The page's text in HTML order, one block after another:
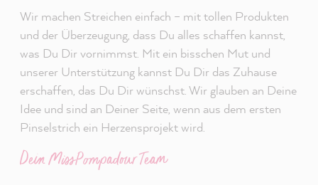
Wir machen Streichen einfach – mit tollen Produkten
und der Überzeugung, dass Du alles schaffen kannst,
was Du Dir vornimmst. Mit ein bisschen Mut und
unserer Unterstützung kannst Du Dir das Zuhause
erschaffen, das Du Dir wünschst. Wir glauben an Deine
Idee und sind an Deiner Seite, wenn aus dem ersten
Pinselstrich ein Herzensprojekt wird.
Dein MissPompadour Team